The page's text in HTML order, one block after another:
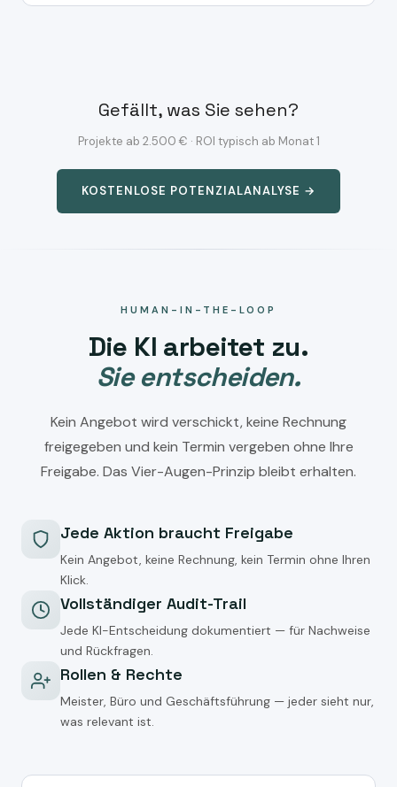
Gefällt, was Sie sehen?
Projekte ab 2.500 € · ROI typisch ab Monat 1
KOSTENLOSE POTENZIALANALYSE →
HUMAN-IN-THE-LOOP
Die KI arbeitet zu.
Sie entscheiden.
Kein Angebot wird verschickt, keine Rechnung
freigegeben und kein Termin vergeben ohne Ihre
Freigabe. Das Vier-Augen-Prinzip bleibt erhalten.
Jede Aktion braucht Freigabe
Kein Angebot, keine Rechnung, kein Termin ohne Ihren
Klick.
Vollständiger Audit-Trail
Jede KI-Entscheidung dokumentiert — für Nachweise
und Rückfragen.
Rollen & Rechte
Meister, Büro und Geschäftsführung — jeder sieht nur,
was relevant ist.